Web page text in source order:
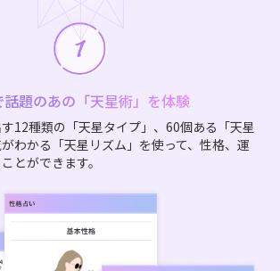
話題のあの「天星術」を体験
12種類の「天星タイプ」、60個ある「天星
わかる「天星リズム」を使って、性格、運
とができます。